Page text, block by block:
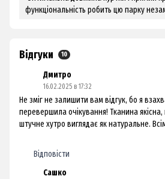
функціональність робить цю парку
Відгуки 10
Дмитро
16.02.2025 в 17:32
Не зміг не залишити вам відгук, бо я
перевершила очікування! Тканина
штучне хутро виглядає як натуральне.
Відповісти
Сашко